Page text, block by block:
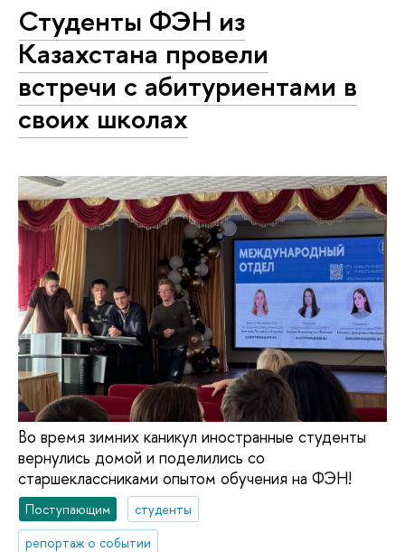
Студенты ФЭН из
Казахстана провели
встречи с абитуриентами в
своих школах
Во время зимних каникул иностранные студенты
вернулись домой и поделились со
старшеклассниками опытом обучения на ФЭН!
Поступающим
студенты
репортаж о событии